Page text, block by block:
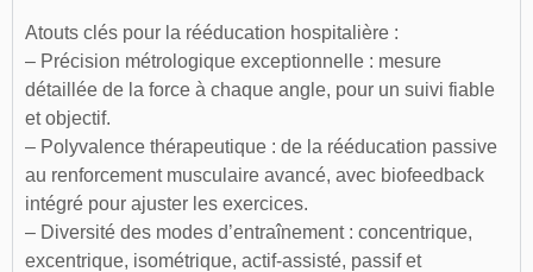
Atouts clés pour la rééducation hospitalière :
– Précision métrologique exceptionnelle : mesure
détaillée de la force à chaque angle, pour un suivi fiable
et objectif.
– Polyvalence thérapeutique : de la rééducation passive
au renforcement musculaire avancé, avec biofeedback
intégré pour ajuster les exercices.
– Diversité des modes d’entraînement : concentrique,
excentrique, isométrique, actif-assisté, passif et